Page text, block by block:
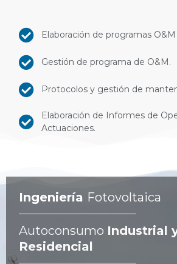
Elaboración de programas
Gestión de programa de O&M.
Protocolos y gestión de
Elaboración de Informes de
Actuaciones.
Ingeniería Fotovoltaica
Autoconsumo Industrial
Residencial